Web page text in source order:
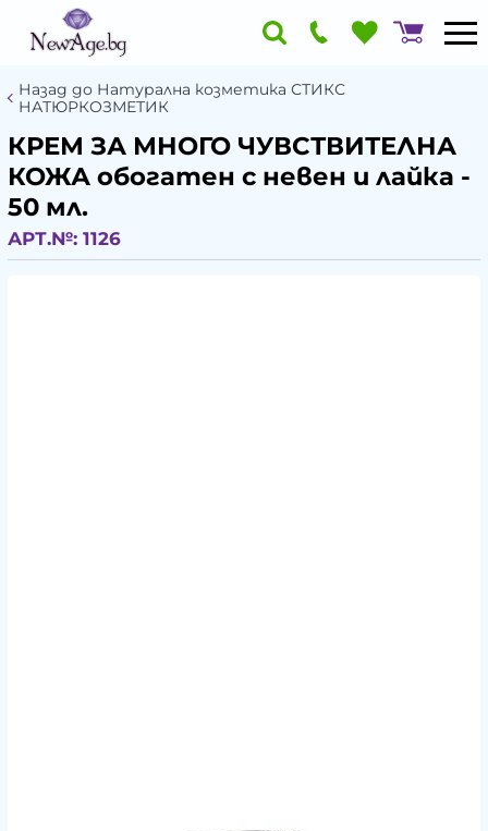
Назад до Натурална козметика СТИКС
НАТЮРКОЗМЕТИК
КРЕМ ЗА МНОГО ЧУВСТВИТЕЛНА
КОЖА обогатен с невен и лайка -
50 мл.
АРТ.№: 1126